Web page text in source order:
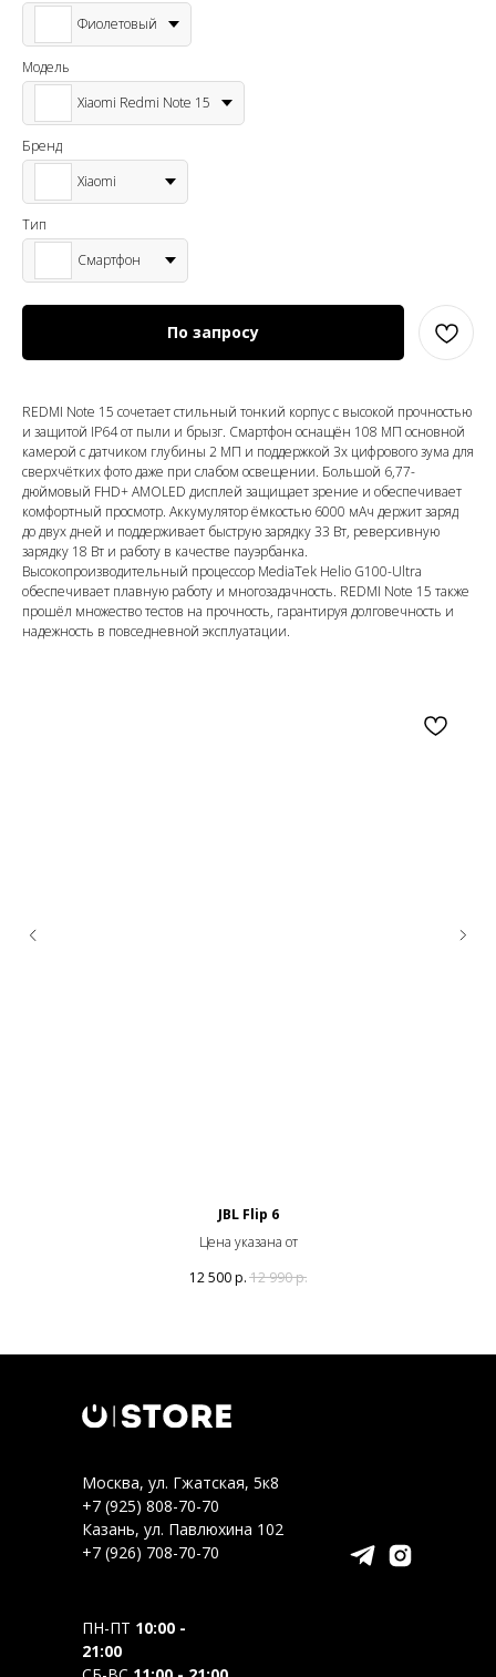
Фиолетовый
Модель
Xiaomi Redmi Note 15
Бренд
Xiaomi
Тип
Смартфон
По запросу
REDMI Note 15 сочетает стильный тонкий корпус с высокой прочностью
и защитой IP64 от пыли и брызг. Смартфон оснащён 108 МП основной
камерой с датчиком глубины 2 МП и поддержкой 3x цифрового зума для
сверхчётких фото даже при слабом освещении. Большой 6,77-
дюймовый FHD+ AMOLED дисплей защищает зрение и обеспечивает
комфортный просмотр. Аккумулятор ёмкостью 6000 мАч держит заряд
до двух дней и поддерживает быструю зарядку 33 Вт, реверсивную
зарядку 18 Вт и работу в качестве пауэрбанка.
Высокопроизводительный процессор MediaTek Helio G100-Ultra
обеспечивает плавную работу и многозадачность. REDMI Note 15 также
прошёл множество тестов на прочность, гарантируя долговечность и
надежность в повседневной эксплуатации.
JBL Flip 6
Цена указана от
12 500 р. 12 990р.
Москва, ул. Гжатская, 5к8
+7 (925) 808-70-70
Казань, ул. Павлюхина 102
+7 (926) 708-70-70
ПН-ПТ 10:00 -
21:00